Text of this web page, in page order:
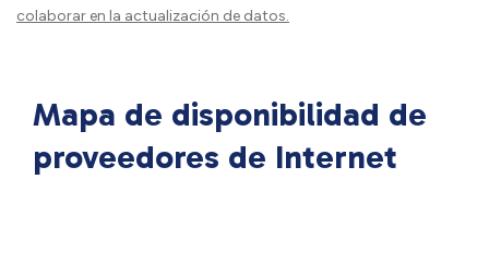
colaborar en la actualización de datos.
Mapa de disponibilidad de
proveedores de Internet